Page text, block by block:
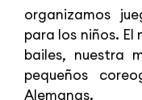
organizamos
para los niños.
bailes, nuestra
pequeños
Alemanas.